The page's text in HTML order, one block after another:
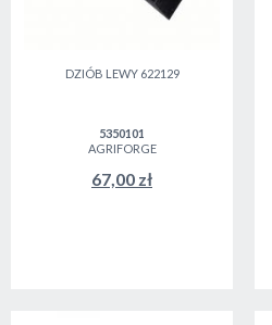
DZIÓB LEWY 622129
5350101
AGRIFORGE
67,00 zł